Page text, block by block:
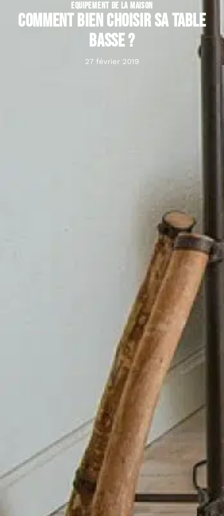
EQUIPEMENT DE LA MAISON
Comment bien choisir sa table
basse ?
27 février 2019